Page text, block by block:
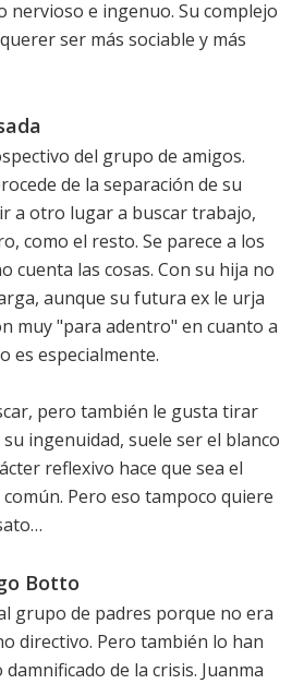
nervioso e ingenuo. Su complejo
ser más sociable y más
del grupo de amigos.
de la separación de su
a otro lugar a buscar trabajo,
como el resto. Se parece a los
cuenta las cosas. Con su hija no
aunque su futura ex le urja
muy "para adentro" en cuanto a
es especialmente.
pero también le gusta tirar
ingenuidad, suele ser el blanco
reflexivo hace que sea el
Pero eso tampoco quiere
Botto
grupo de padres porque no era
directivo. Pero también lo han
de la crisis. Juanma